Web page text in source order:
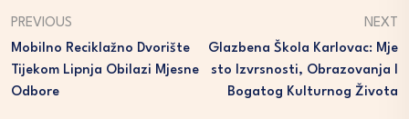
PREVIOUS
Mobilno Reciklažno Dvorište
Tijekom Lipnja Obilazi Mjesne
Odbore
NEXT
Glazbena Škola Karlovac: Mje
Sto Izvrsnosti, Obrazovanja I
Bogatog Kulturnog Života